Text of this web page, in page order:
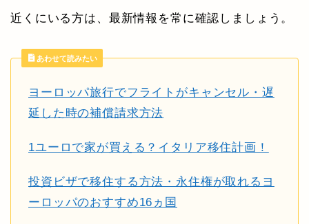
近くにいる方は、最新情報を常に確認しましょう。
あわせて読みたい
ヨーロッパ旅行でフライトがキャンセル・遅
延した時の補償請求方法
1ユーロで家が買える？イタリア移住計画！
投資ビザで移住する方法・永住権が取れるヨ
ーロッパのおすすめ16ヵ国